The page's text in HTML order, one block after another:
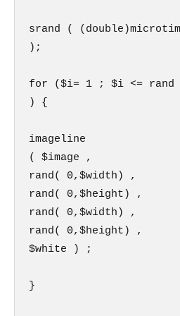
srand (
);
for ($i= 1 ; $i <= rand
) {
imageline
( $image ,
rand( 0,$width) ,
rand( 0,$height) ,
rand( 0,$width) ,
rand( 0,$height) ,
$white ) ;
}